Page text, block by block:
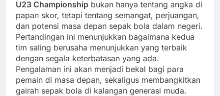
U23 Championship bukan hanya tentang angka di
papan skor, tetapi tentang semangat, perjuangan,
dan potensi masa depan sepak bola dalam negeri.
Pertandingan ini menunjukkan bagaimana kedua
tim saling berusaha menunjukkan yang terbaik
dengan segala keterbatasan yang ada.
Pengalaman ini akan menjadi bekal bagi para
pemain di masa depan, sekaligus membangkitkan
gairah sepak bola di kalangan generasi muda.